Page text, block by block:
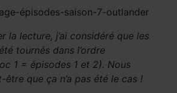
la lecture, j’ai considéré que les
tournés dans l’ordre
1 = épisodes 1 et 2). Nous
que ça n’a pas été le cas !